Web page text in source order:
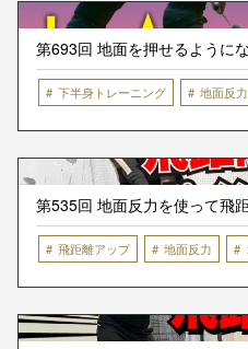
第693回 地面を押せるように
下半身トレーニング 地面反力
第535回 地面反力を使って飛
飛距離アップ 地面反力